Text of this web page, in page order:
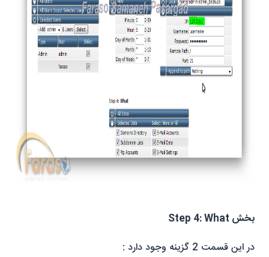
بخش Step 4: What
در این قسمت 2 گزینه وجود دارد :